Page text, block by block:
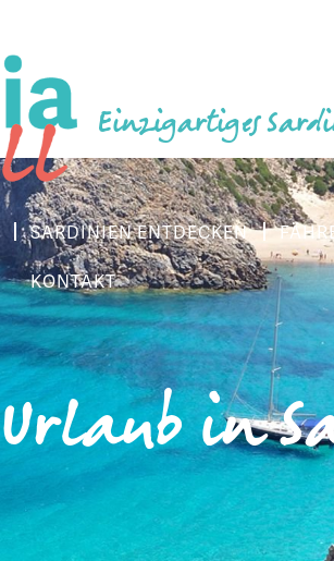
Einzigartiges
SARDINIEN ENTDECKEN
KONTAKT
Urlaub in